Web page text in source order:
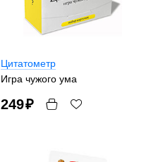
Цитатометр
Игра чужого ума
249₽